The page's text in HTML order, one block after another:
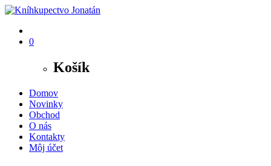
0
Košík
Domov
Novinky
Obchod
O nás
Kontakty
Môj účet